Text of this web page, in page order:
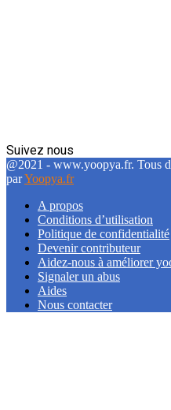
Suivez nous
Facebook
Twitter
Linkedin
@2021 - www.yoopya.fr. Tous
parYoopya.fr
A propos
Conditions d’utilisation
Politique de confidentialité
Devenir contributeur
Aidez-nous à améliorer
Signaler un abus
Aides
Nous contacter